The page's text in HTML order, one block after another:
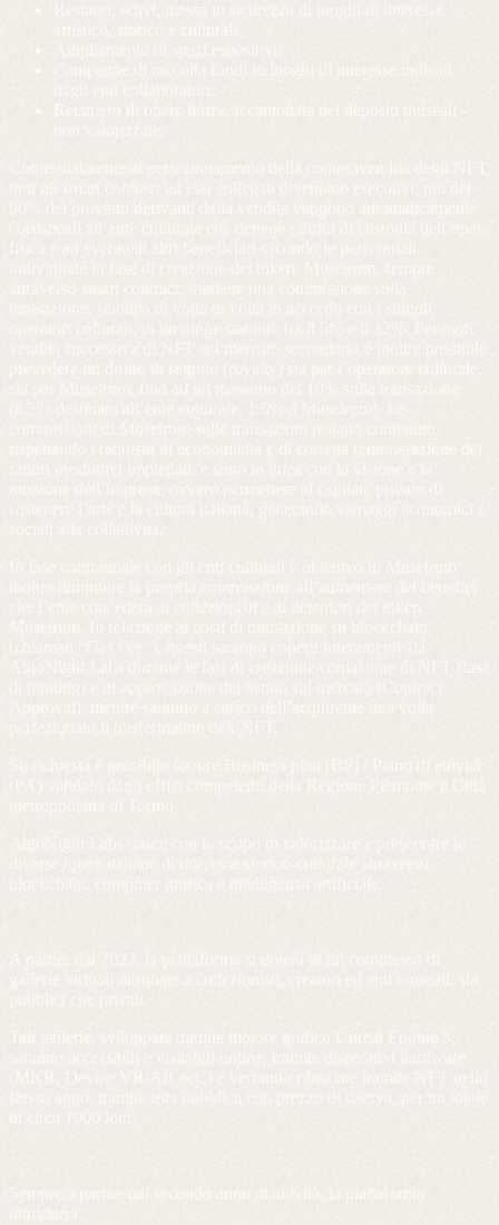
Restauri, scavi, messa in sicurezza di luoghi di interesse
artistico, storico e culturale;
Ampliamento di spazi espositivi;
Campagne di raccolta fondi in luoghi di interesse indicati
dagli enti collaboratori;
Recupero di opere ferme/accantonate nei depositi museali -
non valorizzate;
Contestualmente al perfezionamento della compravendita degli NFT
tutti gli smart contract ad essi collegati diventano esecutivi: più del
90% dei proventi derivanti dalla vendita vengono automaticamente
corrisposti all’ente culturale che detiene i diritti di custodia dell’opera
fisica e ad eventuali altri beneficiari secondo le percentuali
individuate in fase di creazione del token. Museirum, sempre
attraverso smart contract, trattiene una commissione sulla
transazione, stabilita di volta in volta in accordo con i singoli
operatori culturali, in un range stabilito tra il 5% e il 12%. Per ogni
vendita successiva di NFT sul mercato secondario è inoltre possibile
prevedere un diritto di seguito (royalty) sia per l’operatore culturale,
sia per Museirum, fino ad un massimo del 10% sulla transazione
(8.5% destinato all’ente culturale; 1.5% a Museirum). Le
commissioni di Museirum sulle transazioni restano contenute,
rispettando i requisiti di economicità e di corretta remunerazione dei
fattori produttivi impiegati, e sono in linea con la visione e la
missione dell’impresa, ovvero permettere al capitale privato di
sostenere l’arte e la cultura italiana, generando vantaggi economici e
sociali alla collettività.
In fase contrattuale con gli enti culturali è obiettivo di Museirum
inoltre diminuire la propria commissione all’aumentare dei benefici
che l’ente concederà ai collezionisti e ai detentori dei token
Museirum. In relazione ai costi di transazione su blockchain
(chiamati “Gas Fee”), questi saranno coperti interamente da
AlgoNight Labs durante le fasi di creazione/coniazione di NFT (fase
di minting) e di approvazione del listino sul mercato (Contract
Approval), mentre saranno a carico dell’acquirente una volta
perfezionato il trasferimento dell’NFT.
Su richiesta è possibile fornire Business plan (BP) / Piano di attività
(PA) validato dagli uffici competenti della Regione Piemonte e Città
metropolitana di Torino.
AlgoNight Labs nasce con lo scopo di valorizzare e preservare le
diverse opere italiane di interesse storico-culturale attraverso
blockchain, computer grafica e intelligenza artificiale.
A partire dal 2023, la piattaforma si doterà di un complesso di
gallerie virtuali destinate a collezionisti, creatori ed enti museali, sia
pubblici che privati.
Tali gallerie, sviluppate tramite motore grafico Unreal Engine 5,
saranno accessibili e visitabili online, tramite dispositivi hardware
(MKB, Device VR/AR ecc.) e verranno rilasciate tramite NFT nello
stesso anno, tramite asta pubblica con prezzo di riserva, per un totale
di circa 1000 lotti.
Sempre a partire dal secondo anno di attività, la piattaforma
introdurrà: